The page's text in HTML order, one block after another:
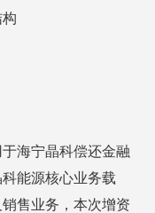
海宁晶科偿还金融
能源核心业务载
售业务，本次增资